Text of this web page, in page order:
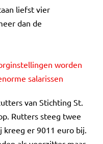
liefst vier
dan de
worden
salarissen
van Stichting St.
Rutters steeg twee
kreeg er 9011 euro bij.